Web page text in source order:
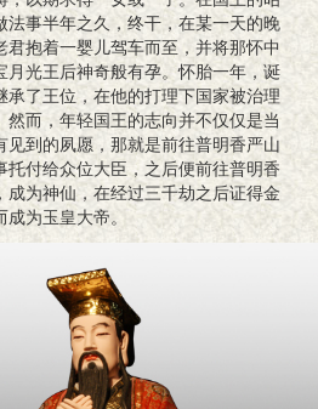
法事半年之久，终干，在某一天的晚
君抱着一婴儿驾车而至，并将那怀中
月光王后神奇般有孕。怀胎一年，诞
承了王位，在他的打理下国家被治理
而，年轻国王的志向并不仅仅是当
见到的夙愿，那就是前往普明香严山
托付给众位大臣，之后便前往普明香
成为神仙，在经过三千劫之后证得金
为玉皇大帝。